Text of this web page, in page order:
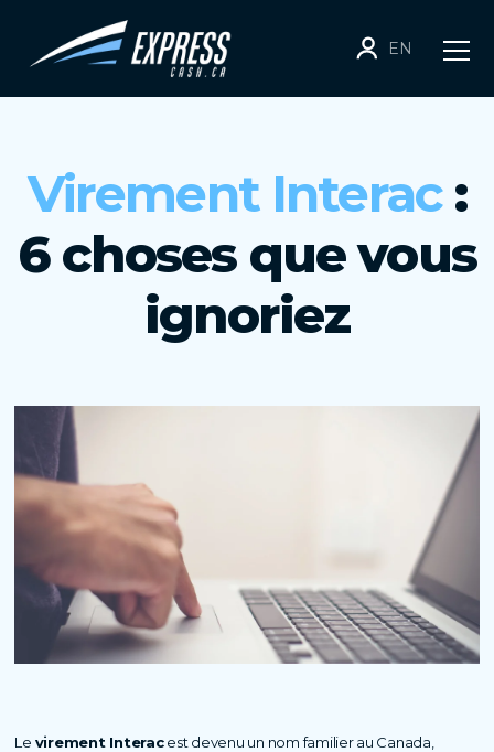
EN
Virement Interac:
6 choses que vous
ignoriez
Le virement Interacest devenu un nom familier au Canada,